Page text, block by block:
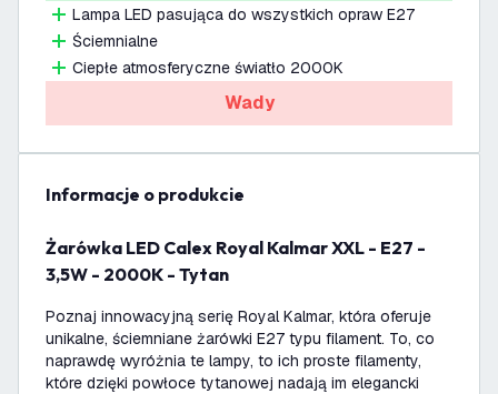
Lampa LED pasująca do wszystkich opraw E27
Ściemnialne
Ciepłe atmosferyczne światło 2000K
Wady
informacje o produkcie
Żarówka LED Calex Royal Kalmar XXL - E27 -
3,5W - 2000K - Tytan
Poznaj innowacyjną serię Royal Kalmar, która oferuje
unikalne, ściemniane żarówki E27 typu filament. To, co
naprawdę wyróżnia te lampy, to ich proste filamenty,
które dzięki powłoce tytanowej nadają im elegancki